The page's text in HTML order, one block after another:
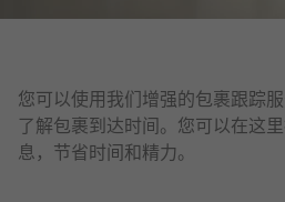
您可以使用我们增强的包裹跟踪
了解包裹到达时间。您可以在这
息，节省时间和精力。